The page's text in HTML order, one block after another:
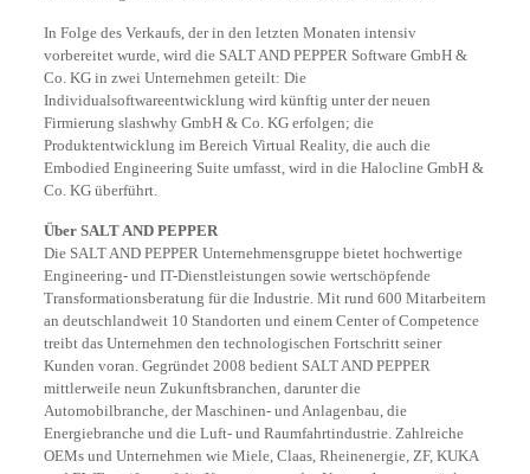
In Folge des Verkaufs, der in den letzten Monaten intensiv
vorbereitet wurde, wird die SALT AND PEPPER Software GmbH &
Co. KG in zwei Unternehmen geteilt: Die
Individualsoftwareentwicklung wird künftig unter der neuen
Firmierung slashwhy GmbH & Co. KG erfolgen; die
Produktentwicklung im Bereich Virtual Reality, die auch die
Embodied Engineering Suite umfasst, wird in die Halocline GmbH &
Co. KG überführt.
Über SALT AND PEPPER
Die SALT AND PEPPER Unternehmensgruppe bietet hochwertige
Engineering- und IT-Dienstleistungen sowie wertschöpfende
Transformationsberatung für die Industrie. Mit rund 600 Mitarbeitern
an deutschlandweit 10 Standorten und einem Center of Competence
treibt das Unternehmen den technologischen Fortschritt seiner
Kunden voran. Gegründet 2008 bedient SALT AND PEPPER
mittlerweile neun Zukunftsbranchen, darunter die
Automobilbranche, der Maschinen- und Anlagenbau, die
Energiebranche und die Luft- und Raumfahrtindustrie. Zahlreiche
OEMs und Unternehmen wie Miele, Claas, Rheinenergie, ZF, KUKA